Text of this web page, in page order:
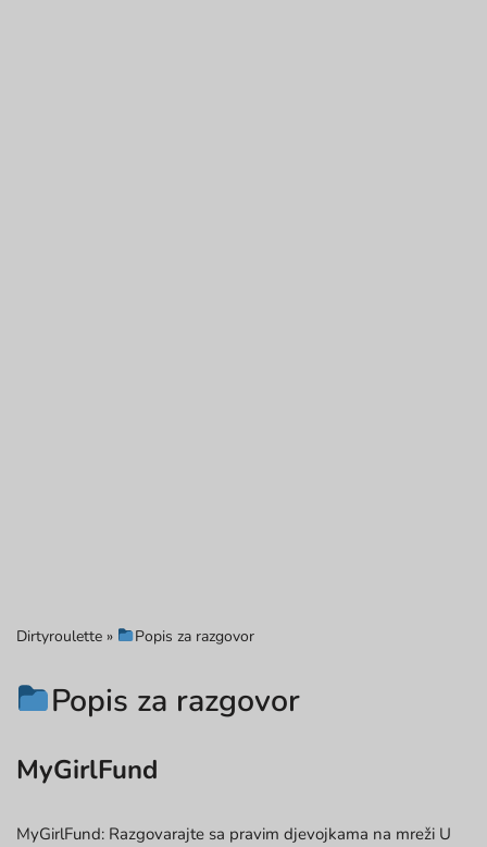
Dirtyroulette » Popis za razgovor
Popis za razgovor
MyGirlFund
MyGirlFund: Razgovarajte sa pravim djevojkama na mreži U